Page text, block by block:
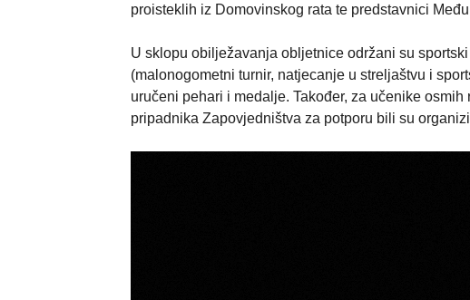
proisteklih iz Domovinskog rata te predstavnici
U sklopu obilježavanja obljetnice održani su
(malonogometni turnir, natjecanje u streljaštvu i
uručeni pehari i medalje. Također, za učenike
pripadnika Zapovjedništva za potporu bili su